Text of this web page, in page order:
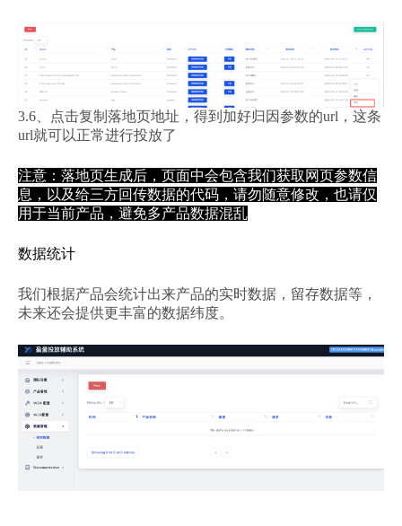
3.6、点击复制落地页地址，得到加好归因参数的url，这条
url就可以正常进行投放了
注意：落地页生成后，页面中会包含我们获取网页参数信
息，以及给三方回传数据的代码，请勿随意修改，也请仅
用于当前产品，避免多产品数据混乱
数据统计
我们根据产品会统计出来产品的实时数据，留存数据等，
未来还会提供更丰富的数据纬度。